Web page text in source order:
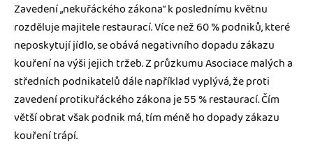
Zavedení „nekuřáckého zákona“ k poslednímu květnu
rozděluje majitele restaurací. Více než 60 % podniků, které
neposkytují jídlo, se obává negativního dopadu zákazu
kouření na výši jejich tržeb. Z průzkumu Asociace malých a
středních podnikatelů dále například vyplývá, že proti
zavedení protikuřáckého zákona je 55 % restaurací. Čím
větší obrat však podnik má, tím méně ho dopady zákazu
kouření trápí.